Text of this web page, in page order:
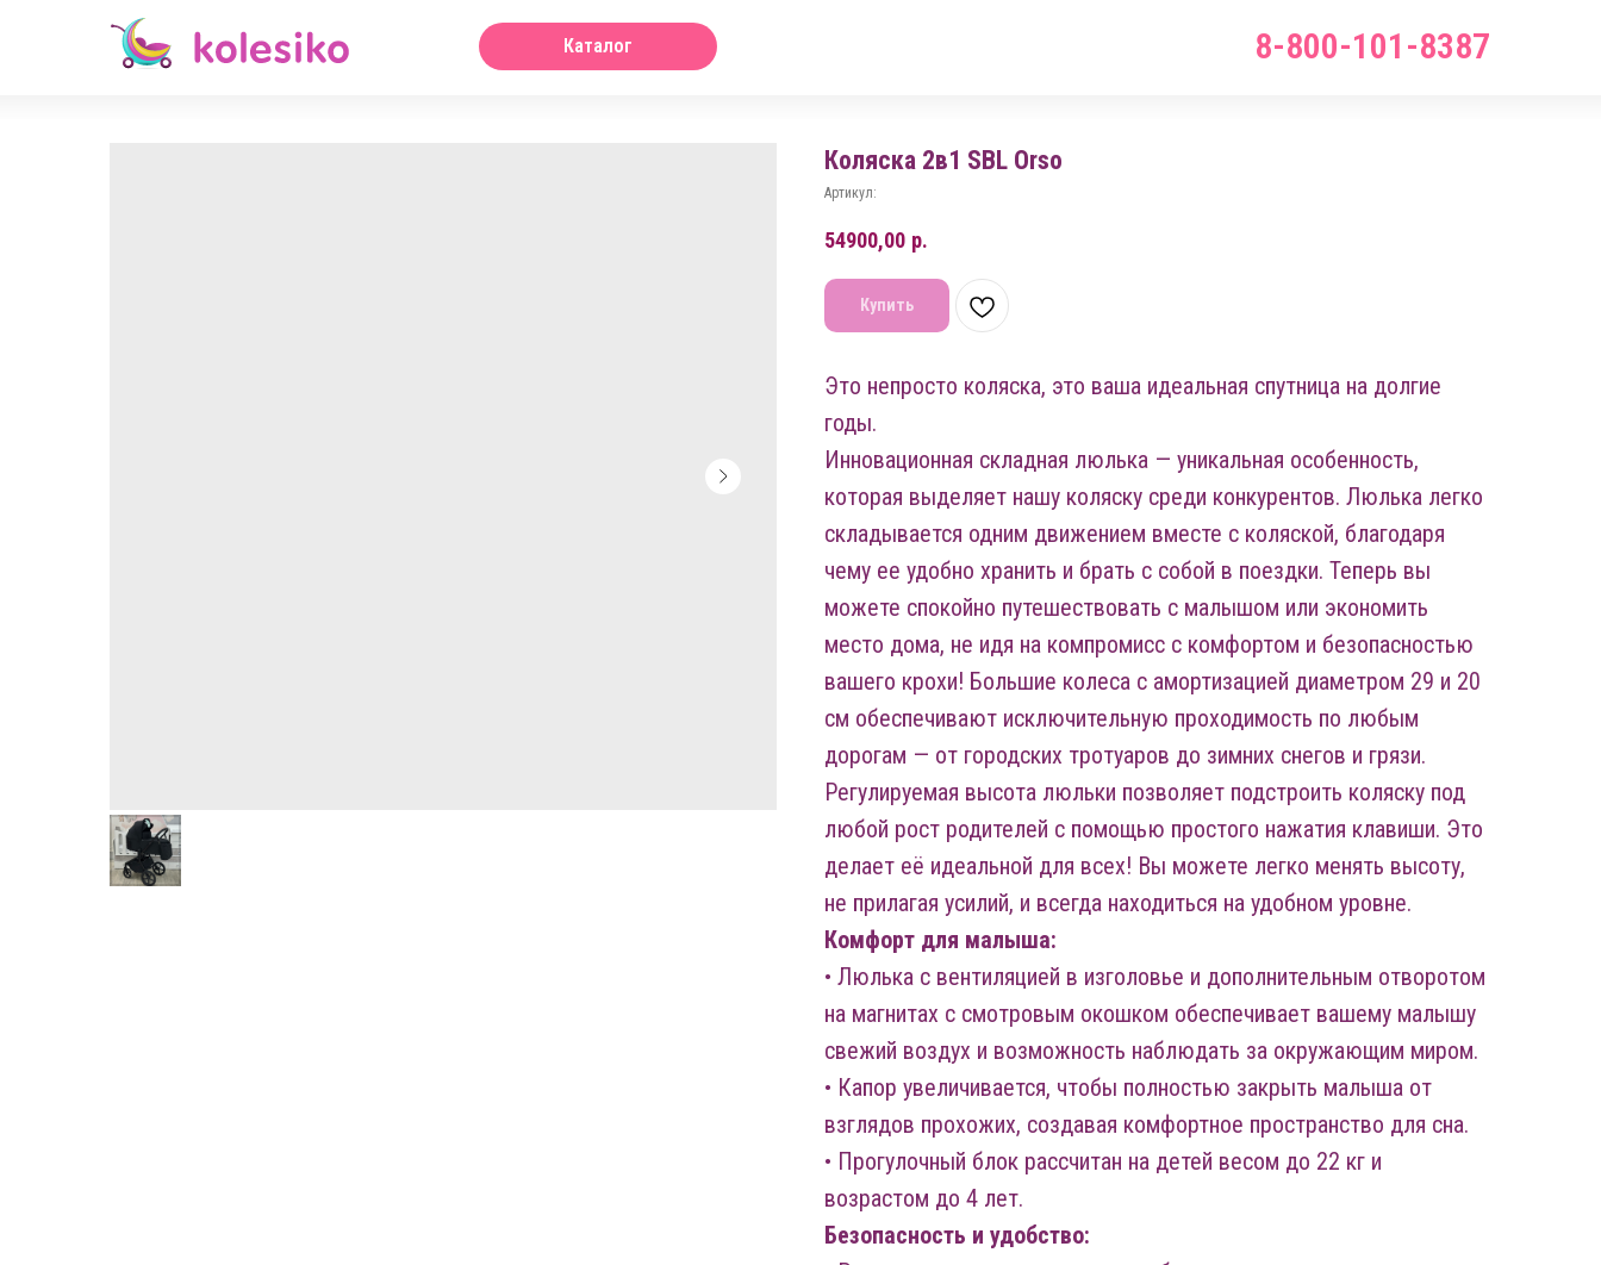
8-800-101-8387
Каталог
Коляска 2в1 SBL Orso
Артикул:
54900,00 р.
Купить
Это непросто коляска, это ваша идеальная спутница на долгие
годы.
Инновационная складная люлька — уникальная особенность,
которая выделяет нашу коляску среди конкурентов. Люлька легко
складывается одним движением вместе с коляской, благодаря
чему ее удобно хранить и брать с собой в поездки. Теперь вы
можете спокойно путешествовать с малышом или экономить
место дома, не идя на компромисс с комфортом и безопасностью
вашего крохи! Большие колеса с амортизацией диаметром 29 и 20
см обеспечивают исключительную проходимость по любым
дорогам — от городских тротуаров до зимних снегов и грязи.
Регулируемая высота люльки позволяет подстроить коляску под
любой рост родителей с помощью простого нажатия клавиши. Это
делает её идеальной для всех! Вы можете легко менять высоту,
не прилагая усилий, и всегда находиться на удобном уровне.
Комфорт для малыша:
• Люлька с вентиляцией в изголовье и дополнительным отворотом
на магнитах с смотровым окошком обеспечивает вашему малышу
свежий воздух и возможность наблюдать за окружающим миром.
• Капор увеличивается, чтобы полностью закрыть малыша от
взглядов прохожих, создавая комфортное пространство для сна.
• Прогулочный блок рассчитан на детей весом до 22 кг и
возрастом до 4 лет.
Безопасность и удобство: